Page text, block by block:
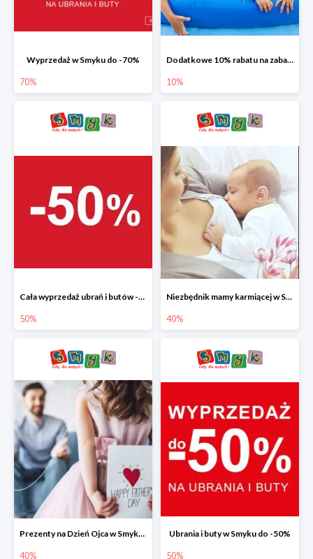
Wyprzedaż w Smyku do -70%
70%
Dodatkowe 10% rabatu na zabawki ogrodowe i baseny
10%
Cała wyprzedaż ubrań i butów -50%
50%
Niezbędnik mamy karmiącej w Smyku do -40%
40%
Prezenty na Dzień Ojca w Smyku do -40%
40%
Ubrania i buty w Smyku do -50%
50%